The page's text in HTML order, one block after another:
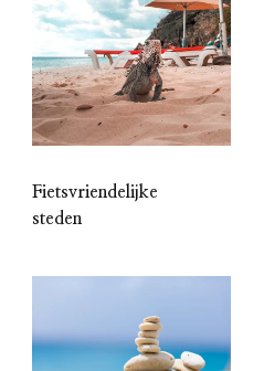
Fietsvriendelijke
steden